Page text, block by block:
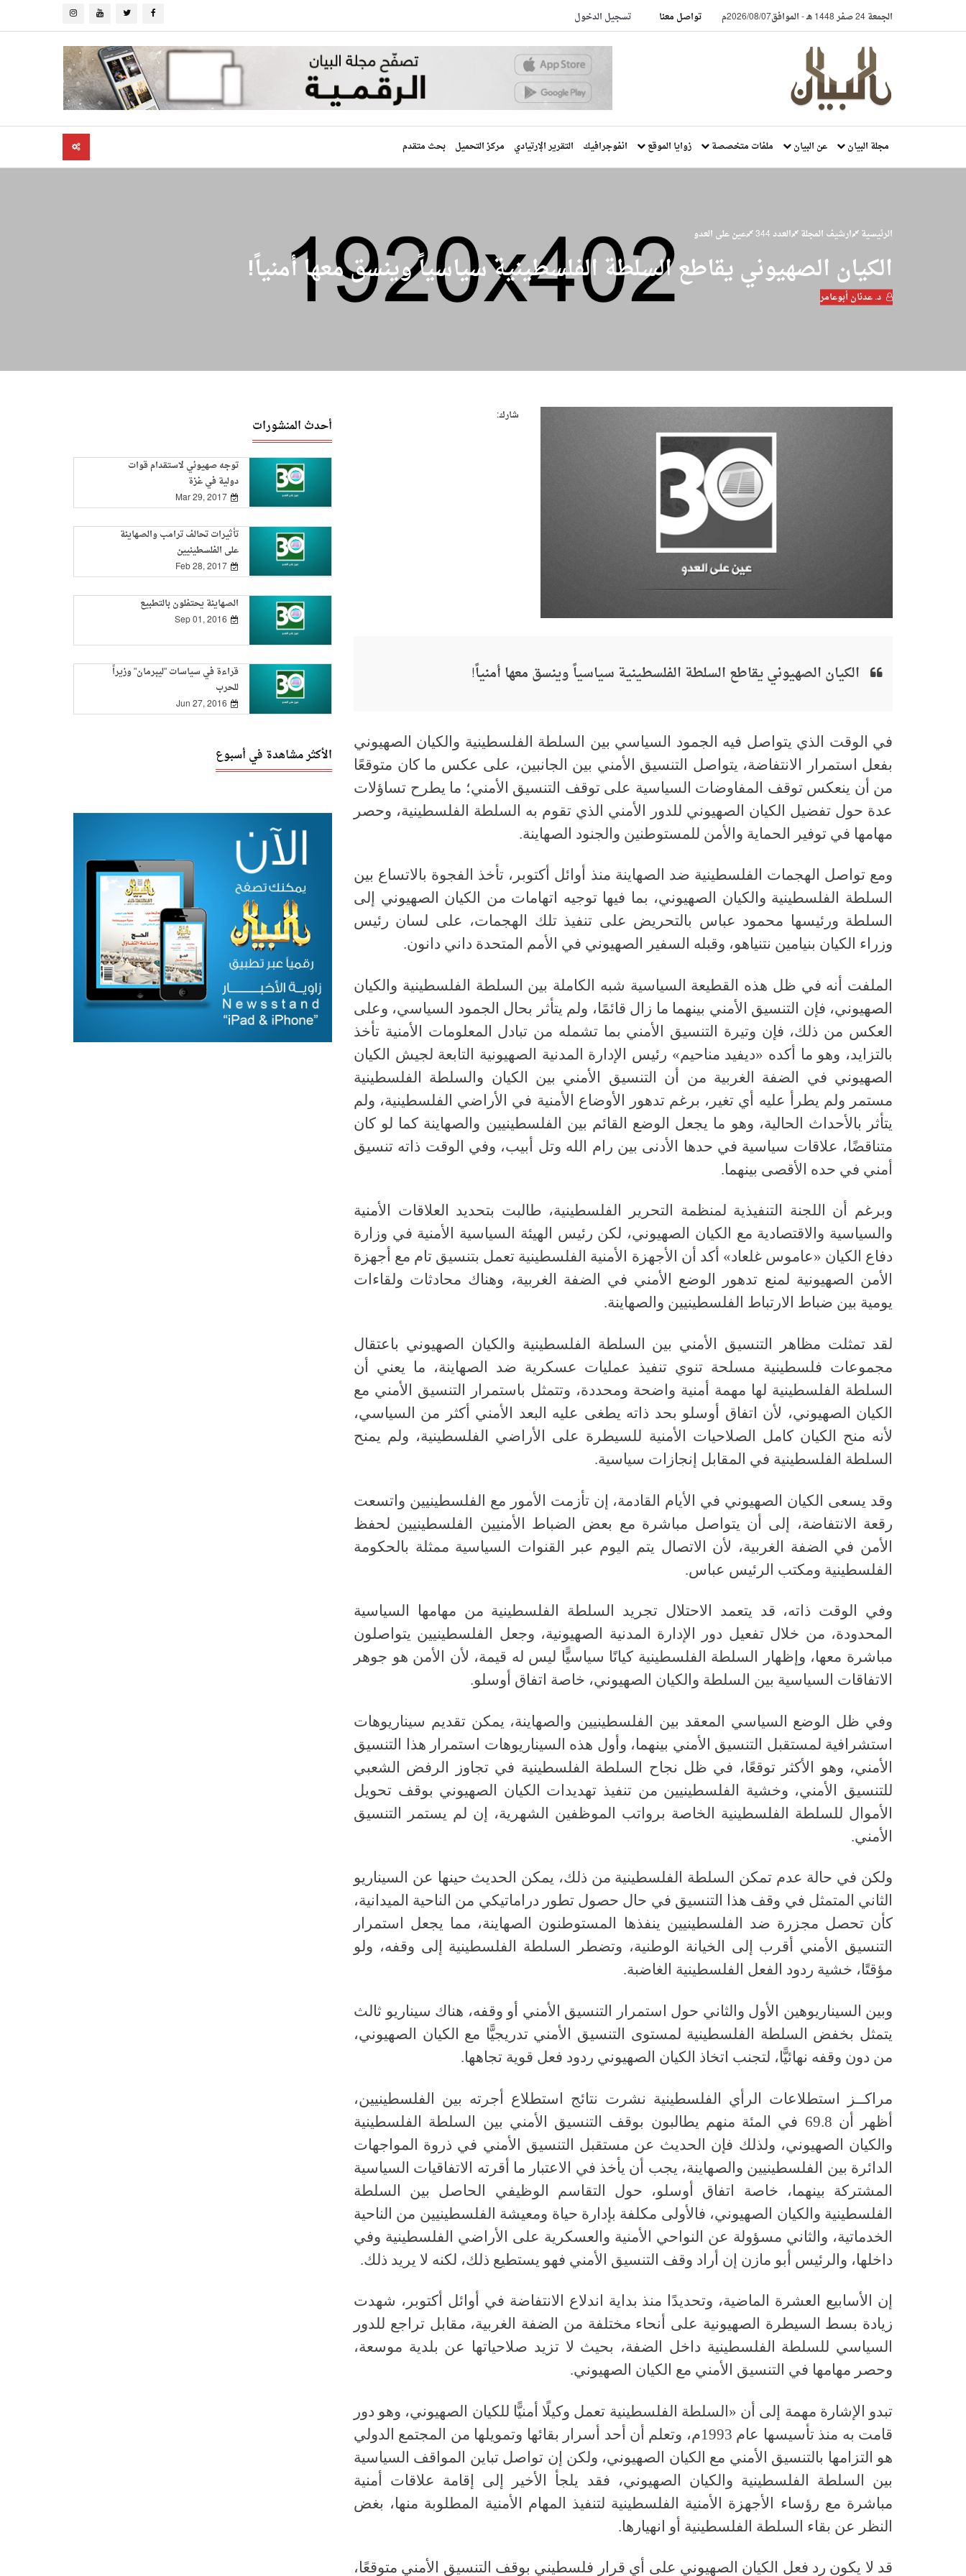
الجمعة 24 صفر 1448 هـ -الموافق2026/08/07م تواصل معنا تسجيل الدخول
مجلة البيان عن البيان ملفات متخصصة زوايا الموقع انفوجرافيك التقرير الإرتيادي مركز التحميل بحث متقدم
الرئيسية ارشيف المجلة العدد 344 عين على العدو
الكيان الصهيوني يقاطع السلطة الفلسطينية سياسياً وينسق معها أمنياً!
د. عدنان أبوعامر
شارك:
الكيان الصهيوني يقاطع السلطة الفلسطينية سياسياً وينسق معها أمنياً!
في الوقت الذي يتواصل فيه الجمود السياسي بين السلطة الفلسطينية والكيان الصهيوني
بفعل استمرار الانتفاضة، يتواصل التنسيق الأمني بين الجانبين، على عكس ما كان متوقعًا
من أن ينعكس توقف المفاوضات السياسية على توقف التنسيق الأمني؛ ما يطرح تساؤلات
عدة حول تفضيل الكيان الصهيوني للدور الأمني الذي تقوم به السلطة الفلسطينية، وحصر
مهامها في توفير الحماية والأمن للمستوطنين والجنود الصهاينة.
ومع تواصل الهجمات الفلسطينية ضد الصهاينة منذ أوائل أكتوبر، تأخذ الفجوة بالاتساع بين
السلطة الفلسطينية والكيان الصهيوني، بما فيها توجيه اتهامات من الكيان الصهيوني إلى
السلطة ورئيسها محمود عباس بالتحريض على تنفيذ تلك الهجمات، على لسان رئيس
وزراء الكيان بنيامين نتنياهو، وقبله السفير الصهيوني في الأمم المتحدة داني دانون.
الملفت أنه في ظل هذه القطيعة السياسية شبه الكاملة بين السلطة الفلسطينية والكيان
الصهيوني، فإن التنسيق الأمني بينهما ما زال قائمًا، ولم يتأثر بحال الجمود السياسي، وعلى
العكس من ذلك، فإن وتيرة التنسيق الأمني بما تشمله من تبادل المعلومات الأمنية تأخذ
بالتزايد، وهو ما أكده «ديفيد مناحيم» رئيس الإدارة المدنية الصهيونية التابعة لجيش الكيان
الصهيوني في الضفة الغربية من أن التنسيق الأمني بين الكيان والسلطة الفلسطينية
مستمر ولم يطرأ عليه أي تغير، برغم تدهور الأوضاع الأمنية في الأراضي الفلسطينية، ولم
يتأثر بالأحداث الحالية، وهو ما يجعل الوضع القائم بين الفلسطينيين والصهاينة كما لو كان
متناقضًا، علاقات سياسية في حدها الأدنى بين رام الله وتل أبيب، وفي الوقت ذاته تنسيق
أمني في حده الأقصى بينهما.
وبرغم أن اللجنة التنفيذية لمنظمة التحرير الفلسطينية، طالبت بتحديد العلاقات الأمنية
والسياسية والاقتصادية مع الكيان الصهيوني، لكن رئيس الهيئة السياسية الأمنية في وزارة
دفاع الكيان «عاموس غلعاد» أكد أن الأجهزة الأمنية الفلسطينية تعمل بتنسيق تام مع أجهزة
الأمن الصهيونية لمنع تدهور الوضع الأمني في الضفة الغربية، وهناك محادثات ولقاءات
يومية بين ضباط الارتباط الفلسطينيين والصهاينة.
لقد تمثلت مظاهر التنسيق الأمني بين السلطة الفلسطينية والكيان الصهيوني باعتقال
مجموعات فلسطينية مسلحة تنوي تنفيذ عمليات عسكرية ضد الصهاينة، ما يعني أن
السلطة الفلسطينية لها مهمة أمنية واضحة ومحددة، وتتمثل باستمرار التنسيق الأمني مع
الكيان الصهيوني، لأن اتفاق أوسلو بحد ذاته يطغى عليه البعد الأمني أكثر من السياسي،
لأنه منح الكيان كامل الصلاحيات الأمنية للسيطرة على الأراضي الفلسطينية، ولم يمنح
السلطة الفلسطينية في المقابل إنجازات سياسية.
وقد يسعى الكيان الصهيوني في الأيام القادمة، إن تأزمت الأمور مع الفلسطينيين واتسعت
رقعة الانتفاضة، إلى أن يتواصل مباشرة مع بعض الضباط الأمنيين الفلسطينيين لحفظ
الأمن في الضفة الغربية، لأن الاتصال يتم اليوم عبر القنوات السياسية ممثلة بالحكومة
الفلسطينية ومكتب الرئيس عباس.
وفي الوقت ذاته، قد يتعمد الاحتلال تجريد السلطة الفلسطينية من مهامها السياسية
المحدودة، من خلال تفعيل دور الإدارة المدنية الصهيونية، وجعل الفلسطينيين يتواصلون
مباشرة معها، وإظهار السلطة الفلسطينية كيانًا سياسيًّا ليس له قيمة، لأن الأمن هو جوهر
الاتفاقات السياسية بين السلطة والكيان الصهيوني، خاصة اتفاق أوسلو.
وفي ظل الوضع السياسي المعقد بين الفلسطينيين والصهاينة، يمكن تقديم سيناريوهات
استشرافية لمستقبل التنسيق الأمني بينهما، وأول هذه السيناريوهات استمرار هذا التنسيق
الأمني، وهو الأكثر توقعًا، في ظل نجاح السلطة الفلسطينية في تجاوز الرفض الشعبي
للتنسيق الأمني، وخشية الفلسطينيين من تنفيذ تهديدات الكيان الصهيوني بوقف تحويل
الأموال للسلطة الفلسطينية الخاصة برواتب الموظفين الشهرية، إن لم يستمر التنسيق
الأمني.
ولكن في حالة عدم تمكن السلطة الفلسطينية من ذلك، يمكن الحديث حينها عن السيناريو
الثاني المتمثل في وقف هذا التنسيق في حال حصول تطور دراماتيكي من الناحية الميدانية،
كأن تحصل مجزرة ضد الفلسطينيين ينفذها المستوطنون الصهاينة، مما يجعل استمرار
التنسيق الأمني أقرب إلى الخيانة الوطنية، وتضطر السلطة الفلسطينية إلى وقفه، ولو
مؤقتًا، خشية ردود الفعل الفلسطينية الغاضبة.
وبين السيناريوهين الأول والثاني حول استمرار التنسيق الأمني أو وقفه، هناك سيناريو ثالث
يتمثل بخفض السلطة الفلسطينية لمستوى التنسيق الأمني تدريجيًّا مع الكيان الصهيوني،
من دون وقفه نهائيًّا، لتجنب اتخاذ الكيان الصهيوني ردود فعل قوية تجاهها.
مراكــز استطلاعات الرأي الفلسطينية نشرت نتائج استطلاع أجرته بين الفلسطينيين،
أظهر أن
في المئة منهم يطالبون بوقف التنسيق الأمني بين السلطة الفلسطينية
والكيان الصهيوني، ولذلك فإن الحديث عن مستقبل التنسيق الأمني في ذروة المواجهات
الدائرة بين الفلسطينيين والصهاينة، يجب أن يأخذ في الاعتبار ما أقرته الاتفاقيات السياسية
المشتركة بينهما، خاصة اتفاق أوسلو، حول التقاسم الوظيفي الحاصل بين السلطة
الفلسطينية والكيان الصهيوني، فالأولى مكلفة بإدارة حياة ومعيشة الفلسطينيين من الناحية
الخدماتية، والثاني مسؤولة عن النواحي الأمنية والعسكرية على الأراضي الفلسطينية وفي
داخلها، والرئيس أبو مازن إن أراد وقف التنسيق الأمني فهو يستطيع ذلك، لكنه لا يريد ذلك.
إن الأسابيع العشرة الماضية، وتحديدًا منذ بداية اندلاع الانتفاضة في أوائل أكتوبر، شهدت
زيادة بسط السيطرة الصهيونية على أنحاء مختلفة من الضفة الغربية، مقابل تراجع للدور
السياسي للسلطة الفلسطينية داخل الضفة، بحيث لا تزيد صلاحياتها عن بلدية موسعة،
وحصر مهامها في التنسيق الأمني مع الكيان الصهيوني.
تبدو الإشارة مهمة إلى أن « السلطة الفلسطينية تعمل وكيلًا أمنيًّا للكيان الصهيوني، وهو دور
قامت به منذ تأسيسها عام
م، وتعلم أن أحد أسرار بقائها وتمويلها من المجتمع الدولي
هو التزامها بالتنسيق الأمني مع الكيان الصهيوني، ولكن إن تواصل تباين المواقف السياسية
بين السلطة الفلسطينية والكيان الصهيوني، فقد يلجأ الأخير إلى إقامة علاقات أمنية
مباشرة مع رؤساء الأجهزة الأمنية الفلسطينية لتنفيذ المهام الأمنية المطلوبة منها، بغض
النظر عن بقاء السلطة الفلسطينية أو انهيارها.
قد لا يكون رد فعل الكيان الصهيوني على أي قرار فلسطيني بوقف التنسيق الأمني متوقعًا،
أحدث المنشورات
توجه صهيوني لاستقدام قوات
دولية في غزة
Mar 29, 2017
تأثيرات تحالف ترامب والصهاينة
على الفلسطينيين
Feb 28, 2017
الصهاينة يحتفلون بالتطبيع
Sep 01, 2016
قراءة في سياسات "ليبرمان" وزيراً
للحرب
Jun 27, 2016
الأكثر مشاهدة في أسبوع